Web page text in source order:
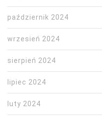
październik 2024
wrzesień 2024
sierpień 2024
lipiec 2024
luty 2024